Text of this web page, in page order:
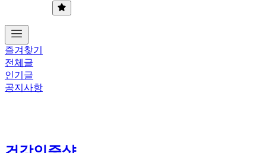
즐겨찾기
전체글
인기글
공지사항